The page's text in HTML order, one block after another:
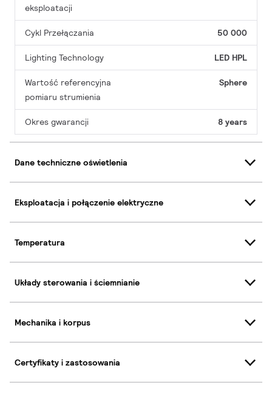
eksploatacji
Cykl Przełączania 50 000
Lighting Technology LED HPL
Wartość referencyjna
pomiaru strumienia
Sphere
Okres gwarancji 8 years
Dane techniczne oświetlenia
Eksploatacja i połączenie elektryczne
Temperatura
Układy sterowania i ściemnianie
Mechanika i korpus
Certyfikaty i zastosowania